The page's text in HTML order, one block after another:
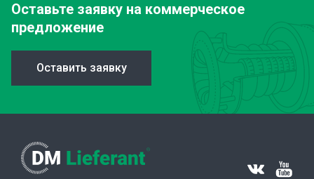
Оставьте заявку на коммерческое
предложение
Оставить заявку